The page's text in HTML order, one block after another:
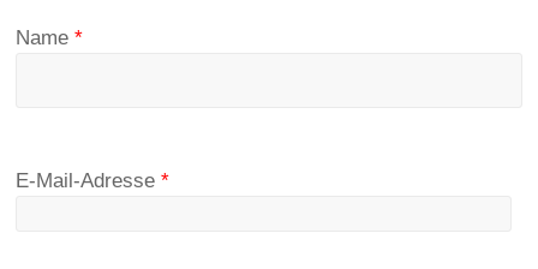
Name*
E-Mail-Adresse*